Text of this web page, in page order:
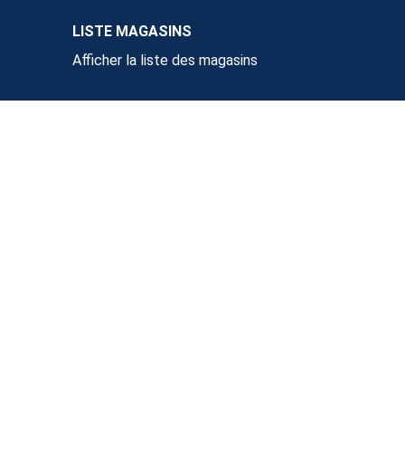
LISTE MAGASINS
Afficher la liste des magasins